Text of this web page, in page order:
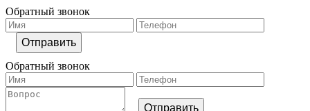
Обратный звонок
Обратный звонок